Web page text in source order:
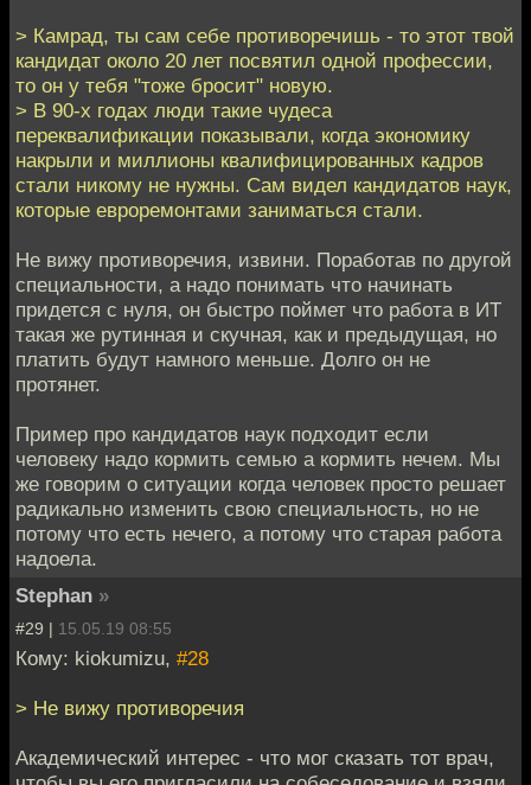
> Камрад, ты сам себе противоречишь - то этот твой
кандидат около 20 лет посвятил одной профессии,
то он у тебя "тоже бросит" новую.
> В 90-х годах люди такие чудеса
переквалификации показывали, когда экономику
накрыли и миллионы квалифицированных кадров
стали никому не нужны. Сам видел кандидатов наук,
которые евроремонтами заниматься стали.
Не вижу противоречия, извини. Поработав по другой
специальности, а надо понимать что начинать
придется с нуля, он быстро поймет что работа в ИТ
такая же рутинная и скучная, как и предыдущая, но
платить будут намного меньше. Долго он не
протянет.
Пример про кандидатов наук подходит если
человеку надо кормить семью а кормить нечем. Мы
же говорим о ситуации когда человек просто решает
радикально изменить свою специальность, но не
потому что есть нечего, а потому что старая работа
надоела.
Stephan »
#29 | 15.05.19 08:55
Кому: kiokumizu, #28
> Не вижу противоречия
Академический интерес - что мог сказать тот врач,